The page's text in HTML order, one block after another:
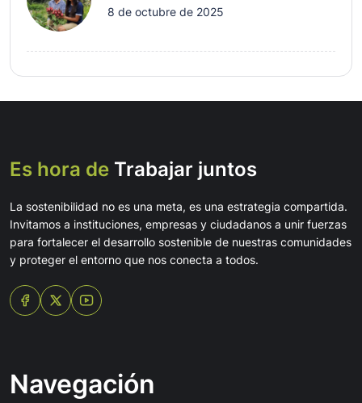
8 de octubre de 2025
Es hora de Trabajar juntos
La sostenibilidad no es una meta, es una estrategia compartida.
Invitamos a instituciones, empresas y ciudadanos a unir fuerzas
para fortalecer el desarrollo sostenible de nuestras comunidades
y proteger el entorno que nos conecta a todos.
Navegación